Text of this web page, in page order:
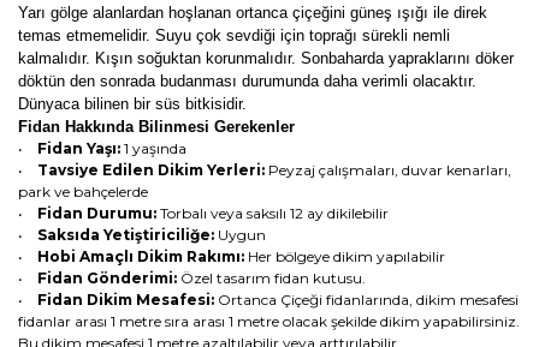
Yarı gölge alanlardan hoşlanan ortanca çiçeğini güneş ışığı ile direk
temas etmemelidir. Suyu çok sevdiği için toprağı sürekli nemli
kalmalıdır. Kışın soğuktan korunmalıdır. Sonbaharda yapraklarını döker
döktün den sonrada budanması durumunda daha verimli olacaktır.
Dünyaca bilinen bir süs bitkisidir.
Fidan Hakkında Bilinmesi Gerekenler
•
Fidan Yaşı: 1 yaşında
• Tavsiye Edilen Dikim Yerleri: Peyzaj çalışmaları, duvar kenarları,
park ve bahçelerde
• Fidan Durumu: Torbalı veya saksılı 12 ay dikilebilir
• Saksıda Yetiştiriciliğe: Uygun
• Hobi Amaçlı Dikim Rakımı: Her bölgeye dikim yapılabilir
• Fidan Gönderimi: Özel tasarım fidan kutusu.
• Fidan Dikim Mesafesi: Ortanca Çiçeği fidanlarında, dikim mesafesi
fidanlar arası 1 metre sıra arası 1 metre olacak şekilde dikim yapabilirsiniz.
Bu dikim mesafesi 1 metre azaltılabilir veya arttırılabilir.